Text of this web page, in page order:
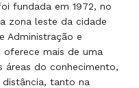
fundada em 1972, no
zona leste da cidade
Administração e
oferece mais de uma
áreas do conhecimento,
tanto na